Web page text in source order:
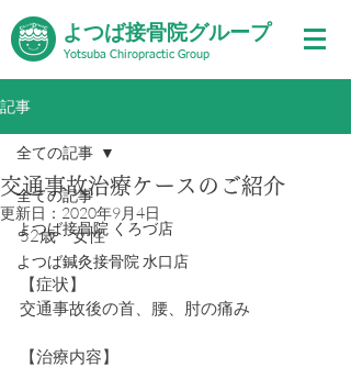
よつば接骨院グループ
Yotsuba Chiropractic Group
記事
全ての記事
よつば接骨院 くろづ店
よつば鍼灸接骨院 水口店
全ての記事
交通事故治療ケースのご紹介
更新日： 2020年9月4日
52歳　女性
【症状】
交通事故後の首、腰、肘の痛み
【治療内容】